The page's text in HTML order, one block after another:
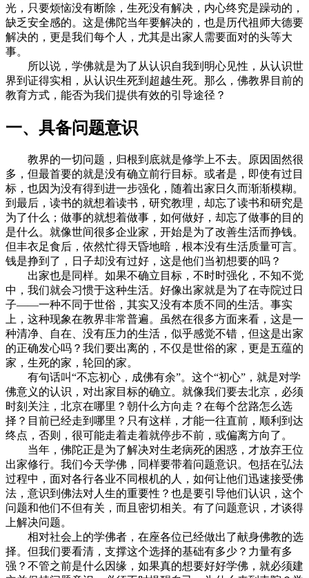
光，只要烦恼没有断除，生死没有解决，内心终究是躁动的，
缺乏安全感的。这是佛陀当年要解决的，也是历代祖师大德要
解决的，更是我们每个人，尤其是出家人需要面对的头等大
事。
所以说，学佛就是为了从认识自我到明心见性，从认识世
界到证得实相，从认识生死到超越生死。那么，佛教界目前的
教育方式，能否为我们提供有效的引导途径？
一、具备问题意识
教界的一切问题，归根到底就是修学上不去。原因固然很
多，但最首要的就是没有确立前行目标。或者是，即使有过目
标，也因为没有得到进一步强化，随着出家日久而渐渐模糊。
到最后，读书的就想着读书，研究教理，却忘了读书和研究是
为了什么；做事的就想着做事，如何做好，却忘了做事的目的
是什么。就像世间很多企业家，开始是为了改善生活而挣钱。
但丰衣足食后，依然忙得天昏地暗，根本没有生活质量可言。
钱是挣到了，日子却没有过好，这是他们当初想要的吗？
出家也是同样。如果不确立目标，不时时强化，不知不觉
中，我们就会习惯于这种生活。好像出家就是为了在寺院过日
子——一种不同于世俗，其实又没有本质不同的生活。事实
上，这种现象在教界非常普遍。虽然在很多方面来看，这是一
种清净、自在、没有压力的生活，似乎感觉不错，但这是出家
的正确发心吗？我们要出离的，不仅是世俗的家，更是五蕴的
家，生死的家，轮回的家。
有句话叫“不忘初心，成佛有余”。这个“初心”，就是对学
佛意义的认识，对出家目标的确立。就像我们要去北京，必须
时刻关注，北京在哪里？朝什么方向走？在每个岔路怎么选
择？目前已经走到哪里？只有这样，才能一往直前，顺利到达
终点，否则，很可能走着走着就停步不前，或偏离方向了。
当年，佛陀正是为了解决对生老病死的困惑，才放弃王位
出家修行。我们今天学佛，同样要带着问题意识。包括在弘法
过程中，面对各行各业不同根机的人，如何让他们迅速接受佛
法，意识到佛法对人生的重要性？也是要引导他们认识，这个
问题和他们不但有关，而且密切相关。有了问题意识，才谈得
上解决问题。
相对社会上的学佛者，在座各位已经做出了献身佛教的选
择。但我们要看清，支撑这个选择的基础有多少？力量有多
强？不管之前是什么因缘，如果真的想要好好学佛，就必须建